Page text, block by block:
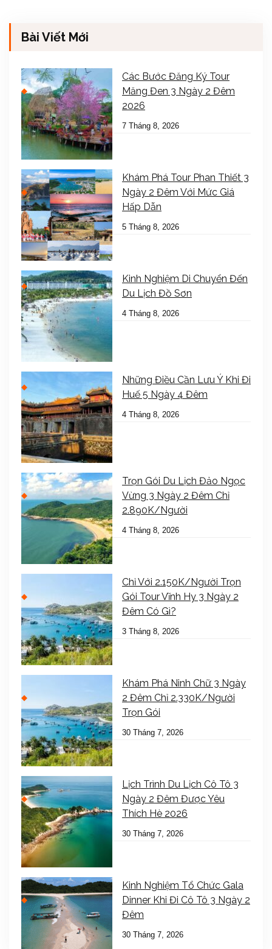
Bài Viết Mới
Các Bước Đăng Ký Tour
Măng Đen 3 Ngày 2 Đêm
2026
7 Tháng 8, 2026
Khám Phá Tour Phan Thiết 3
Ngày 2 Đêm Với Mức Giá
Hấp Dẫn
5 Tháng 8, 2026
Kinh Nghiệm Di Chuyển Đến
Du Lịch Đồ Sơn
4 Tháng 8, 2026
Những Điều Cần Lưu Ý Khi Đi
Huế 5 Ngày 4 Đêm
4 Tháng 8, 2026
Trọn Gói Du Lịch Đảo Ngọc
Vừng 3 Ngày 2 Đêm Chỉ
2.890K/Người
4 Tháng 8, 2026
Chỉ Với 2.150K/Người Trọn
Gói Tour Vĩnh Hy 3 Ngày 2
Đêm Có Gì?
3 Tháng 8, 2026
Khám Phá Ninh Chữ 3 Ngày
2 Đêm Chỉ 2.330K/Người
Trọn Gói
30 Tháng 7, 2026
Lịch Trình Du Lịch Cô Tô 3
Ngày 2 Đêm Được Yêu
Thích Hè 2026
30 Tháng 7, 2026
Kinh Nghiệm Tổ Chức Gala
Dinner Khi Đi Cô Tô 3 Ngày 2
Đêm
30 Tháng 7, 2026